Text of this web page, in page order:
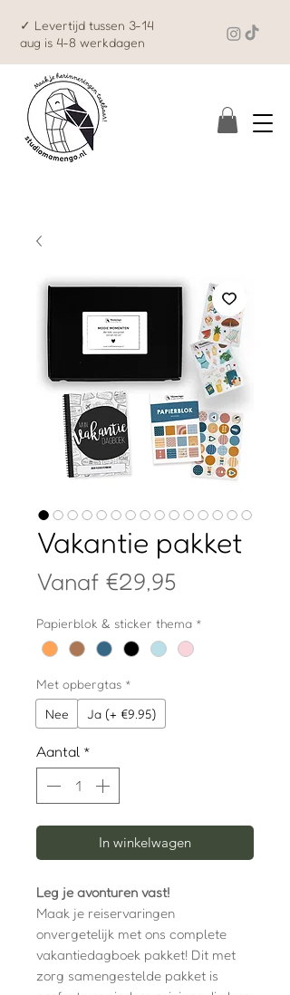
✓ Levertijd tussen 3-14
aug is 4-8 werkdagen
Vakantie pakket
Vanaf €29,95
Papierblok & sticker thema *
Met opbergtas *
Nee
Ja (+ €9.95)
Aantal *
In winkelwagen
Leg je avonturen vast!
Maak je reiservaringen
onvergetelijk met ons complete
vakantiedagboek pakket! Dit met
zorg samengestelde pakket is